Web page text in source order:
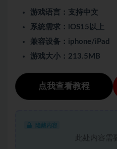
游戏语言：支持中文
系统需求：iOS15以上
兼容设备：iphone/iPad
游戏大小：213.5MB
点我查看教程
隐藏内容
此处内容需